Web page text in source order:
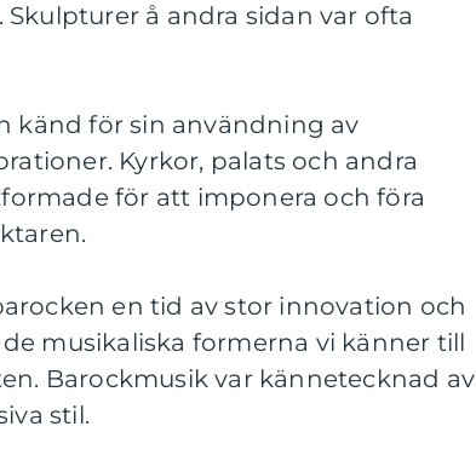
å andra sidan var ofta
känd för sin användning av
Kyrkor, palats och andra
för att imponera och föra
en tid av stor innovation och
musikaliska formerna vi känner till
Barockmusik var kännetecknad av
stil.